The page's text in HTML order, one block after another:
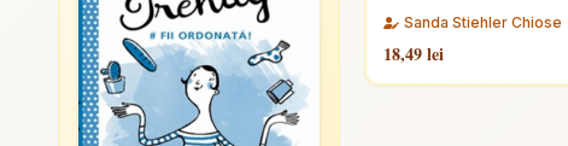
Sanda Stiehler Chiose
18,49 lei